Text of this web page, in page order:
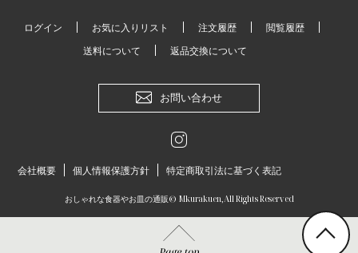
ログイン お気に入りリスト 注文履歴 閲覧履歴
送料について 返品交換について
お問い合わせ
会社概要 個人情報保護方針 特定商取引法に基づく表記
おしゃれな食器やお皿の通販© Mkurakuen,All Rights Reserved